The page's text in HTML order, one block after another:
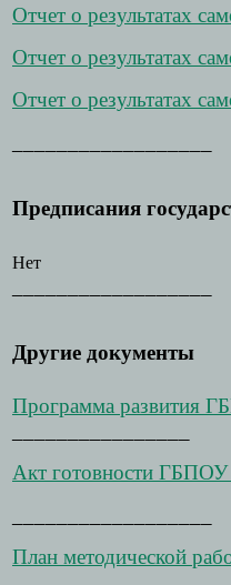
Отчет о результатах
Отчет о результатах
Отчет о результатах
Предписания
Нет
Другие документы
Программа развития
Акт готовности
План методической